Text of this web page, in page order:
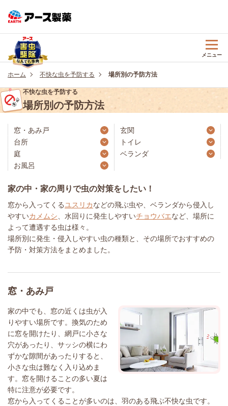
メニュー
ホーム 不快な虫を予防する 場所別の予防方法
不快な虫を予防する
場所別の予防方法
窓・あみ戸
玄関
台所
トイレ
庭
ベランダ
お風呂
家の中・家の周りで虫の対策をしたい！
窓から入ってくるユスリカなどの飛ぶ虫や、ベランダから侵入し
やすいカメムシ 、水回りに発生しやすいチョウバエなど、場所に
よって遭遇する虫は様々。
場所別に発生・侵入しやすい虫の種類と、その場所でおすすめの
予防・対策方法をまとめました。
窓・あみ戸
家の中でも、窓の近くは虫が入
りやすい場所です。換気のため
に窓を開けたり、網戸に小さな
穴があったり、サッシの横にわ
ずかな隙間があったりすると、
小さな虫は難なく入り込めま
す。窓を開けることの多い夏は
特に注意が必要です。
窓から入ってくることが多いのは、羽のある飛ぶ不快な虫です。